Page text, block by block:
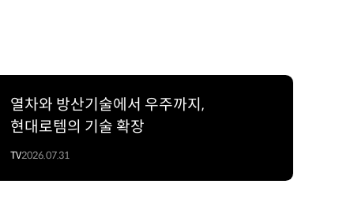
열차와 방산기술에서 우주까지,
현대로템의 기술 확장
TV2026.07.31